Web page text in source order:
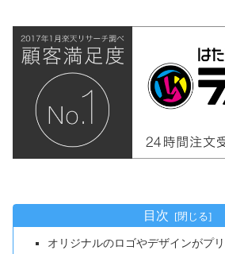
目次
オリジナルのロゴやデザインがプ